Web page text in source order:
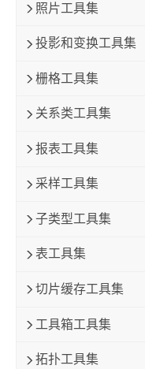
照片工具集
投影和变换工具集
栅格工具集
关系类工具集
报表工具集
采样工具集
子类型工具集
表工具集
切片缓存工具集
工具箱工具集
拓扑工具集